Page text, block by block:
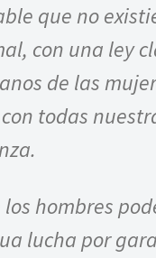
que no
con una ley
de las
todas
hombres
lucha por